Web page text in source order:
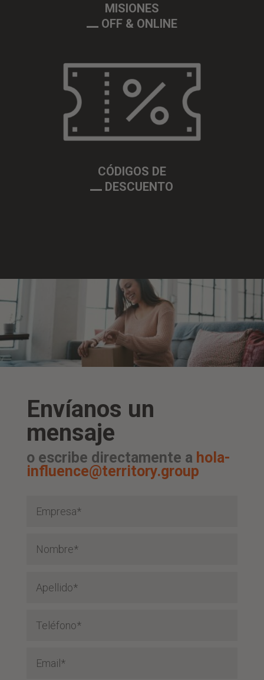
MISIONES
OFF & ONLINE
CÓDIGOS DE
DESCUENTO
Envíanos un
mensaje
o escribe directamente a hola-
influence@territory.group